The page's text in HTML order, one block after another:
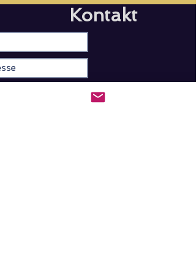
Kontakt